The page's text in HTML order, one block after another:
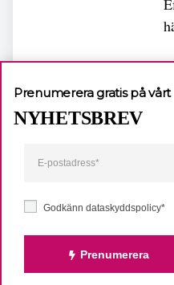
Godkänn dataskyddspolicy*
Prenumerera
Prenumerera gratis på vårt
NYHETSBREV